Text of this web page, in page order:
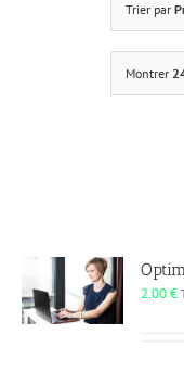
Trier par
Montrer
2.00€